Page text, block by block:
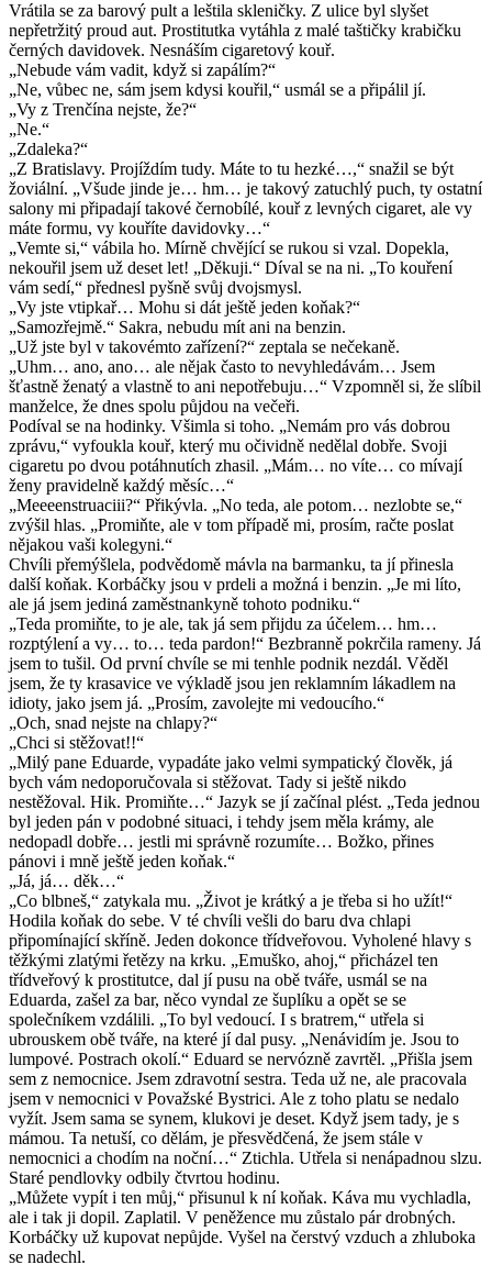
Vrátila se za barový pult a leštila skleničky. Z ulice byl slyšet
nepřetržitý proud aut. Prostitutka vytáhla z malé taštičky krabičku
černých davidovek. Nesnáším cigaretový kouř.
„Nebude vám vadit, když si zapálím?“
„Ne, vůbec ne, sám jsem kdysi kouřil,“ usmál se a připálil jí.
„Vy z Trenčína nejste, že?“
„Ne.“
„Zdaleka?“
„Z Bratislavy. Projíždím tudy. Máte to tu hezké…,“ snažil se být
žoviální. „Všude jinde je… hm… je takový zatuchlý puch, ty ostatní
salony mi připadají takové černobílé, kouř z levných cigaret, ale vy
máte formu, vy kouříte davidovky…“
„Vemte si,“ vábila ho. Mírně chvějící se rukou si vzal. Dopekla,
nekouřil jsem už deset let! „Děkuji.“ Díval se na ni. „To kouření
vám sedí,“ přednesl pyšně svůj dvojsmysl.
„Vy jste vtipkař… Mohu si dát ještě jeden koňak?“
„Samozřejmě.“ Sakra, nebudu mít ani na benzin.
„Už jste byl v takovémto zařízení?“ zeptala se nečekaně.
„Uhm… ano, ano… ale nějak často to nevyhledávám… Jsem
šťastně ženatý a vlastně to ani nepotřebuju…“ Vzpomněl si, že slíbil
manželce, že dnes spolu půjdou na večeři.
Podíval se na hodinky. Všimla si toho. „Nemám pro vás dobrou
zprávu,“ vyfoukla kouř, který mu očividně nedělal dobře. Svoji
cigaretu po dvou potáhnutích zhasil. „Mám… no víte… co mívají
ženy pravidelně každý měsíc…“
„Meeeenstruaciii?“ Přikývla. „No teda, ale potom… nezlobte se,“
zvýšil hlas. „Promiňte, ale v tom případě mi, prosím, račte poslat
nějakou vaši kolegyni.“
Chvíli přemýšlela, podvědomě mávla na barmanku, ta jí přinesla
další koňak. Korbáčky jsou v prdeli a možná i benzin. „Je mi líto,
ale já jsem jediná zaměstnankyně tohoto podniku.“
„Teda promiňte, to je ale, tak já sem přijdu za účelem… hm…
rozptýlení a vy… to… teda pardon!“ Bezbranně pokrčila rameny. Já
jsem to tušil. Od první chvíle se mi tenhle podnik nezdál. Věděl
jsem, že ty krasavice ve výkladě jsou jen reklamním lákadlem na
idioty, jako jsem já. „Prosím, zavolejte mi vedoucího.“
„Och, snad nejste na chlapy?“
„Chci si stěžovat!!“
„Milý pane Eduarde, vypadáte jako velmi sympatický člověk, já
bych vám nedoporučovala si stěžovat. Tady si ještě nikdo
nestěžoval. Hik. Promiňte…“ Jazyk se jí začínal plést. „Teda jednou
byl jeden pán v podobné situaci, i tehdy jsem měla krámy, ale
nedopadl dobře… jestli mi správně rozumíte… Božko, přines
pánovi i mně ještě jeden koňak.“
„Já, já… děk…“
„Co blbneš,“ zatykala mu. „Život je krátký a je třeba si ho užít!“
Hodila koňak do sebe. V té chvíli vešli do baru dva chlapi
připomínající skříně. Jeden dokonce třídveřovou. Vyholené hlavy s
těžkými zlatými řetězy na krku. „Emuško, ahoj,“ přicházel ten
třídveřový k prostitutce, dal jí pusu na obě tváře, usmál se na
Eduarda, zašel za bar, něco vyndal ze šuplíku a opět se se
společníkem vzdálili. „To byl vedoucí. I s bratrem,“ utřela si
ubrouskem obě tváře, na které jí dal pusy. „Nenávidím je. Jsou to
lumpové. Postrach okolí.“ Eduard se nervózně zavrtěl. „Přišla jsem
sem z nemocnice. Jsem zdravotní sestra. Teda už ne, ale pracovala
jsem v nemocnici v Považské Bystrici. Ale z toho platu se nedalo
vyžít. Jsem sama se synem, klukovi je deset. Když jsem tady, je s
mámou. Ta netuší, co dělám, je přesvědčená, že jsem stále v
nemocnici a chodím na noční…“ Ztichla. Utřela si nenápadnou slzu.
Staré pendlovky odbily čtvrtou hodinu.
„Můžete vypít i ten můj,“ přisunul k ní koňak. Káva mu vychladla,
ale i tak ji dopil. Zaplatil. V peněžence mu zůstalo pár drobných.
Korbáčky už kupovat nepůjde. Vyšel na čerstvý vzduch a zhluboka
se nadechl.